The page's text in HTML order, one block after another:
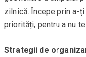
zilnică. Începe prin a-
priorități, pentru a nu
Strategii de